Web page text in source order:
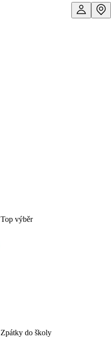
Top výběr
Zpátky do školy